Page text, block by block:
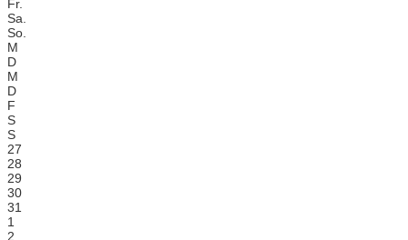
Fr.
Sa.
So.
M
D
M
D
F
S
S
27
28
29
30
31
1
2